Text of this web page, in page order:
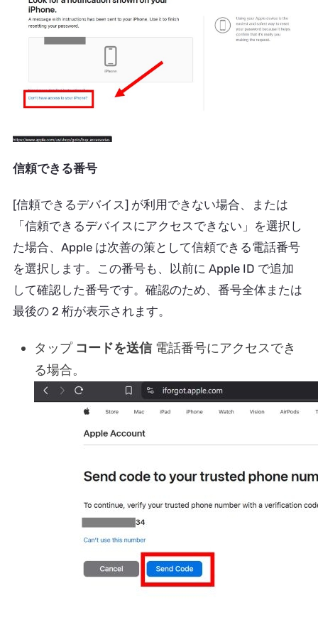
信頼できる番号
[信頼できるデバイス] が利用できない場合、または
「信頼できるデバイスにアクセスできない」を選択し
た場合、Apple は次善の策として信頼できる電話番号
を選択します。この番号も、以前に Apple ID で追加
して確認した番号です。確認のため、番号全体または
最後の 2 桁が表示されます。
タップコードを送信電話番号にアクセスでき
る場合。